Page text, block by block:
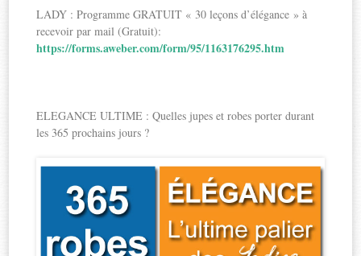
LADY : Programme GRATUIT « 30 leçons d’élégance » à
recevoir par mail (Gratuit):
https://forms.aweber.com/form/95/1163176295.htm
ELEGANCE ULTIME : Quelles jupes et robes porter durant
les 365 prochains jours ?